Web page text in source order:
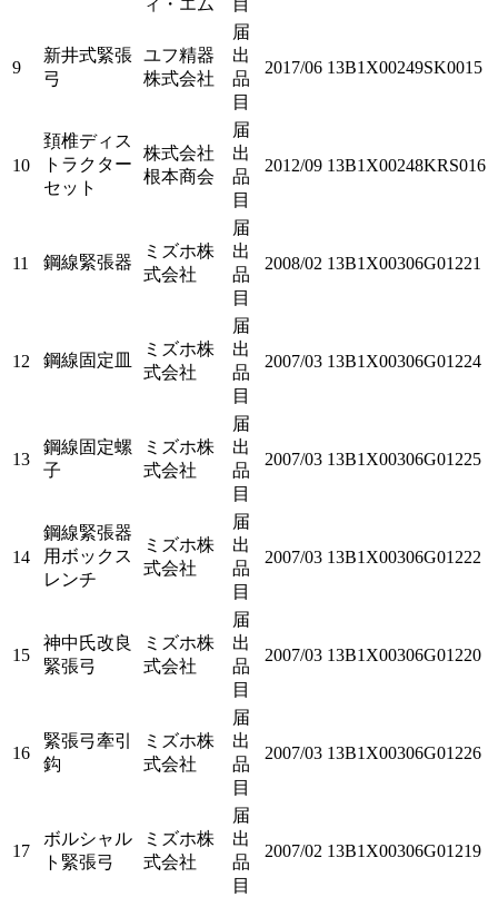
9
新井式緊張
弓
ユフ精器
株式会社
届
出
品
目
2017/06 13B1X00249SK0015
10
頚椎ディス
トラクター
セット
株式会社
根本商会
届
出
品
目
2012/09 13B1X00248KRS016
11 鋼線緊張器
ミズホ株
式会社
届
出
品
目
2008/02 13B1X00306G01221
12 鋼線固定皿
ミズホ株
式会社
届
出
品
目
2007/03 13B1X00306G01224
13
鋼線固定螺
子
ミズホ株
式会社
届
出
品
目
2007/03 13B1X00306G01225
14
鋼線緊張器
用ボックス
レンチ
ミズホ株
式会社
届
出
品
目
2007/03 13B1X00306G01222
15
神中氏改良
緊張弓
ミズホ株
式会社
届
出
品
目
2007/03 13B1X00306G01220
16
緊張弓牽引
鈎
ミズホ株
式会社
届
出
品
目
2007/03 13B1X00306G01226
17
ボルシャル
ト緊張弓
ミズホ株
式会社
届
出
品
目
2007/02 13B1X00306G01219